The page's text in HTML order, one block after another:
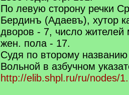
По левую сторону речки
Бердинъ (Адаевъ), хутор
дворов - 7, число
жен. пола - 17.
Судя по второму
Вольной в азбучном
http://elib.shpl.ru/ru/nodes/